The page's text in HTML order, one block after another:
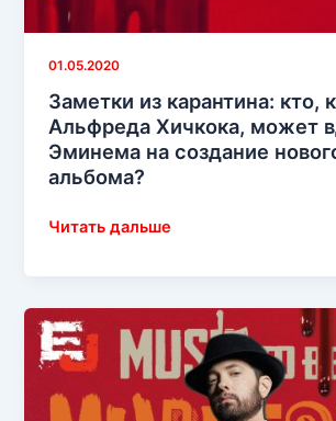
01.05.2020
Заметки из карантина: кто,
Альфреда Хичкока, может
Эминема на создание
альбома?
Заметки
кто,
кроме
Альфреда
Хичкока,
может
Читать дальше